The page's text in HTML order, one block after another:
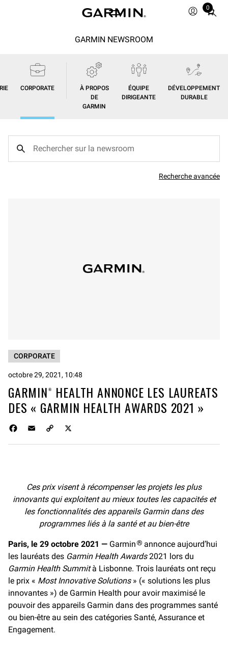
0
Total
GARMIN NEWSROOM
CORPORATE
À PROPOS
DE
GARMIN
ÉQUIPE
DIRIGEANTE
DÉVELOPPEMENT
DURABLE
Recherche avancée
CORPORATE
octobre 29, 2021, 10:48
GARMIN® HEALTH ANNONCE LES LAUREATS
DES « GARMIN HEALTH AWARDS 2021 »
k
n
k
Ces prix visent à récompenser les projets les plus
innovants qui exploitent au mieux toutes les capacités et
les fonctionnalités des appareils Garmin dans des
programmes liés à la santé et au bien-être
Paris, le 29 octobre 2021 — Garmin ® annonce aujourd’hui
les lauréats des Garmin Health Awards2021 lors du
Garmin Health Summità Lisbonne. Trois lauréats ont reçu
le prix « Most Innovative Solutions» (« solutions les plus
innovantes ») de Garmin Health pour avoir maximisé le
pouvoir des appareils Garmin dans des programmes santé
ou bien-être au sein des catégories Santé, Assurance et
Engagement.